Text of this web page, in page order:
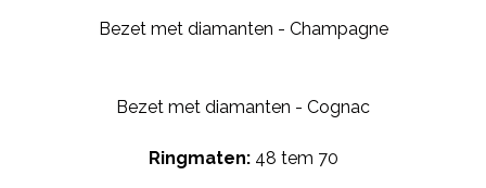
Bezet met diamanten - Champagne
Bezet met diamanten - Cognac
Ringmaten: 48 tem 70